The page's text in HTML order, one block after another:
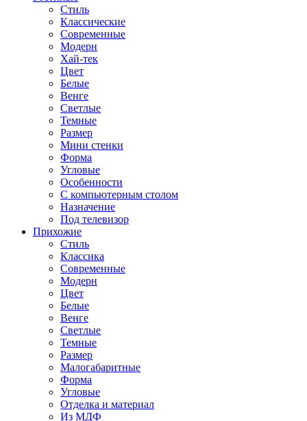
Стиль
Классические
Современные
Модерн
Хай-тек
Цвет
Белые
Венге
Светлые
Темные
Размер
Мини стенки
Форма
Угловые
Особенности
С компьютерным столом
Назначение
Под телевизор
Прихожие
Стиль
Классика
Современные
Модерн
Цвет
Белые
Венге
Светлые
Темные
Размер
Малогабаритные
Форма
Угловые
Отделка и материал
Из МДФ